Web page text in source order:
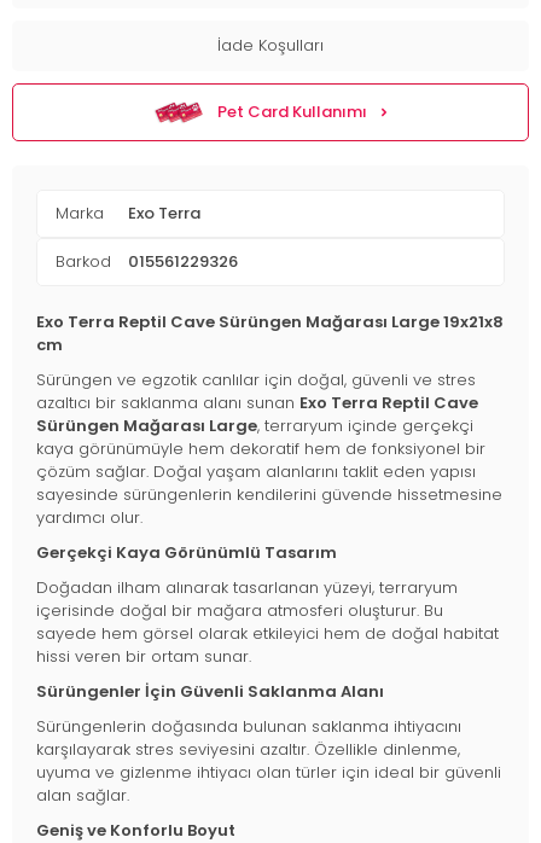
İade Koşulları
Pet Card Kullanımı
Marka Exo Terra
Barkod 015561229326
Exo Terra Reptil Cave Sürüngen Mağarası Large 19x21x8
cm
Sürüngen ve egzotik canlılar için doğal, güvenli ve stres
azaltıcı bir saklanma alanı sunan Exo Terra Reptil Cave
Sürüngen Mağarası Large, terraryum içinde gerçekçi
kaya görünümüyle hem dekoratif hem de fonksiyonel bir
çözüm sağlar. Doğal yaşam alanlarını taklit eden yapısı
sayesinde sürüngenlerin kendilerini güvende hissetmesine
yardımcı olur.
Gerçekçi Kaya Görünümlü Tasarım
Doğadan ilham alınarak tasarlanan yüzeyi, terraryum
içerisinde doğal bir mağara atmosferi oluşturur. Bu
sayede hem görsel olarak etkileyici hem de doğal habitat
hissi veren bir ortam sunar.
Sürüngenler İçin Güvenli Saklanma Alanı
Sürüngenlerin doğasında bulunan saklanma ihtiyacını
karşılayarak stres seviyesini azaltır. Özellikle dinlenme,
uyuma ve gizlenme ihtiyacı olan türler için ideal bir güvenli
alan sağlar.
Geniş ve Konforlu Boyut